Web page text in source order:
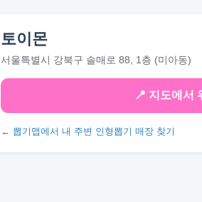
토이몬
서울특별시 강북구 솔매로 88, 1층 (미아동)
📍 지도에서
← 뽑기맵에서 내 주변 인형뽑기 매장 찾기